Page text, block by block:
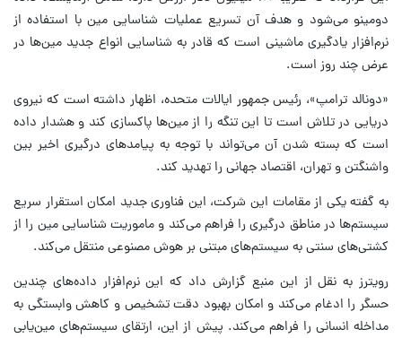
دومینو می‌شود و هدف آن تسریع عملیات شناسایی مین با استفاده از
نرم‌افزار یادگیری ماشینی است که قادر به شناسایی انواع جدید مین‌ها در
عرض چند روز است.
«دونالد ترامپ»، رئیس جمهور ایالات متحده، اظهار داشته است که نیروی
دریایی در تلاش است تا این تنگه را از مین‌ها پاکسازی کند و هشدار داده
است که بسته شدن آن می‌تواند با توجه به پیامدهای درگیری اخیر بین
واشنگتن و تهران، اقتصاد جهانی را تهدید کند.
به گفته یکی از مقامات این شرکت، این فناوری جدید امکان استقرار سریع
سیستم‌ها در مناطق درگیری را فراهم می‌کند و ماموریت شناسایی مین را از
کشتی‌های سنتی به سیستم‌های مبتنی بر هوش مصنوعی منتقل می‌کند.
رویترز به نقل از این منبع گزارش داد که این نرم‌افزار داده‌های چندین
حسگر را ادغام می‌کند و امکان بهبود دقت تشخیص و کاهش وابستگی به
مداخله انسانی را فراهم می‌کند. پیش از این، ارتقای سیستم‌های مین‌یابی